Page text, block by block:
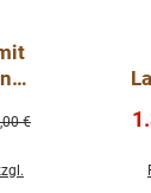
- Preis:
€